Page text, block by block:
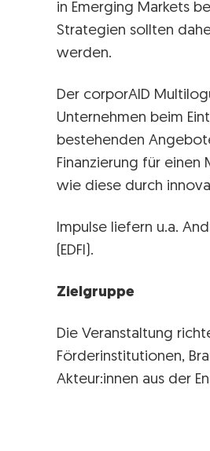
in Emerging Markets
Strategien sollten
werden.
Der corporAID
Unternehmen beim
bestehenden
Finanzierung für
wie diese durch
Impulse liefern u.a.
(EDFI).
Zielgruppe
Die Veranstaltung
Förderinstitutionen,
Akteur:innen aus der